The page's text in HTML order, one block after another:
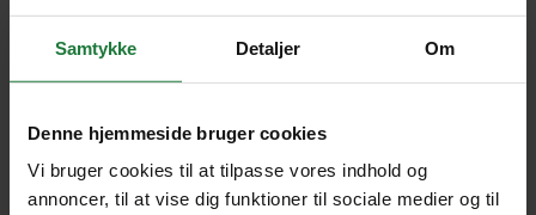
Samtykke Detaljer Om
Denne hjemmeside bruger cookies
Vi bruger cookies til at tilpasse vores indhold og
annoncer, til at vise dig funktioner til sociale medier og til
Mageløse oplevelser på Bali, Flores og
Komodo